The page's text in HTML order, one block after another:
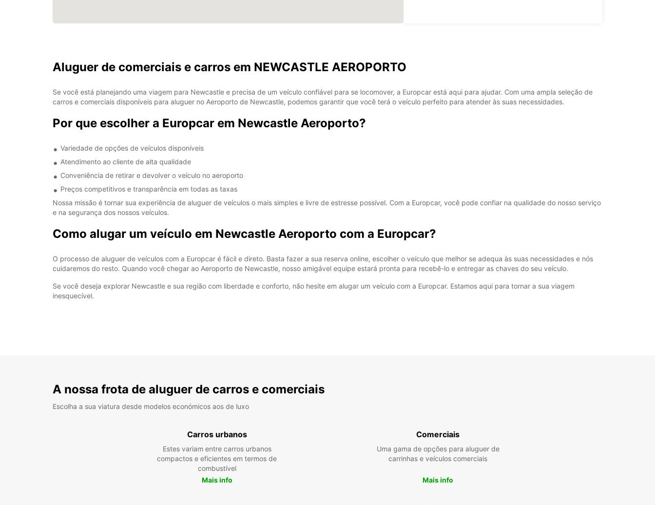
Aluguer de comerciais e carros em NEWCASTLE AEROPORTO
Se você está planejando uma viagem para Newcastle e precisa de um veículo confiável para se locomover, a Europcar está aqui para ajudar. Com uma ampla seleção de
carros e comerciais disponíveis para aluguer no Aeroporto de Newcastle, podemos garantir que você terá o veículo perfeito para atender às suas necessidades.
Por que escolher a Europcar em Newcastle Aeroporto?
Variedade de opções de veículos disponíveis
Atendimento ao cliente de alta qualidade
Conveniência de retirar e devolver o veículo no aeroporto
Preços competitivos e transparência em todas as taxas
Nossa missão é tornar sua experiência de aluguer de veículos o mais simples e livre de estresse possível. Com a Europcar, você pode confiar na qualidade do nosso serviço
e na segurança dos nossos veículos.
Como alugar um veículo em Newcastle Aeroporto com a Europcar?
O processo de aluguer de veículos com a Europcar é fácil e direto. Basta fazer a sua reserva online, escolher o veículo que melhor se adequa às suas necessidades e nós
cuidaremos do resto. Quando você chegar ao Aeroporto de Newcastle, nosso amigável equipe estará pronta para recebê-lo e entregar as chaves do seu veículo.
Se você deseja explorar Newcastle e sua região com liberdade e conforto, não hesite em alugar um veículo com a Europcar. Estamos aqui para tornar a sua viagem
inesquecível.
A nossa frota de aluguer de carros e comerciais
Escolha a sua viatura desde modelos económicos aos de luxo
Carros urbanos
Estes variam entre carros urbanos
compactos e eficientes em termos de
combustível
Mais info
Comerciais
Uma gama de opções para aluguer de
carrinhas e veículos comerciais
Mais info